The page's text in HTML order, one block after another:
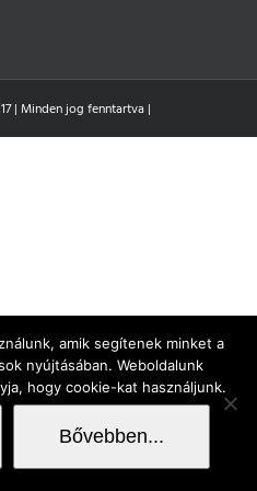
| Minden jog fenntartva |
amik segítenek minket a
nyújtásában. Weboldalunk
hogy cookie-kat használjunk.
Bővebben...